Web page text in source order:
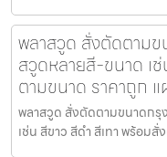
พลาสวูด สั่งตัดตาม
สวูดหลายสี-ขนาด เ
ตามขนาด ราคาถูก
พลาสวูด สั่งตัดตามขนาดกรุ
เช่น สีขาว สีดำ สีเทา พร้อม